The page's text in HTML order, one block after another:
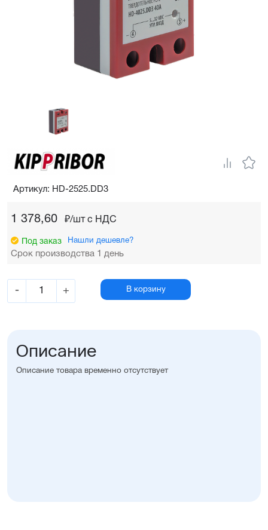
1 378,60 ₽/шт c НДС
Под заказ Нашли дешевле?
Срок производства 1 день
- + В корзину
Артикул: HD-2525.DD3
Описание
Описание товара временно отсутствует